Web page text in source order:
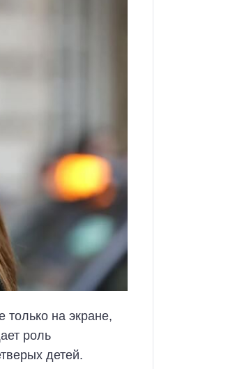
только на экране,
роль
детей.